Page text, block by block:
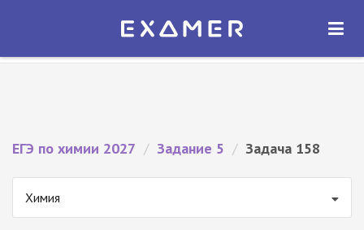
Экзамер — ЕГЭ 2027
ОТКРЫТЬ
ЕГЭ по химии 2027 / Задание 5 / Задача 158
Химия